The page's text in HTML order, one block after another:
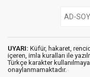
UYARI: Küfür, hakaret,
içeren, imla kuralları ile
Türkçe karakter
onaylanmamaktadır.